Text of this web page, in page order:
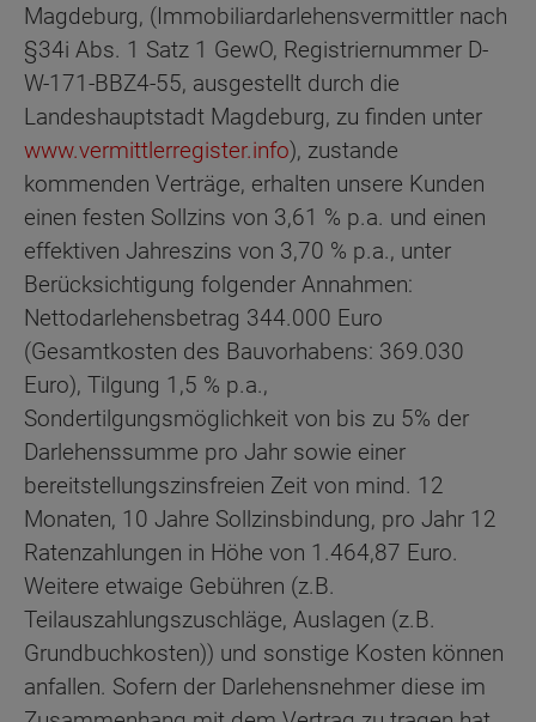
Magdeburg, (Immobiliardarlehensvermittler nach
§34i Abs. 1 Satz 1 GewO, Registriernummer D-
W-171-BBZ4-55, ausgestellt durch die
Landeshauptstadt Magdeburg, zu finden unter
www.vermittlerregister.info), zustande
kommenden Verträge, erhalten unsere Kunden
einen festen Sollzins von 3,61 % p.a. und einen
effektiven Jahreszins von 3,70 % p.a., unter
Berücksichtigung folgender Annahmen:
Nettodarlehensbetrag 344.000 Euro
(Gesamtkosten des Bauvorhabens: 369.030
Euro), Tilgung 1,5 % p.a.,
Sondertilgungsmöglichkeit von bis zu 5% der
Darlehenssumme pro Jahr sowie einer
bereitstellungszinsfreien Zeit von mind. 12
Monaten, 10 Jahre Sollzinsbindung, pro Jahr 12
Ratenzahlungen in Höhe von 1.464,87 Euro.
Weitere etwaige Gebühren (z.B.
Teilauszahlungszuschläge, Auslagen (z.B.
Grundbuchkosten)) und sonstige Kosten können
anfallen. Sofern der Darlehensnehmer diese im